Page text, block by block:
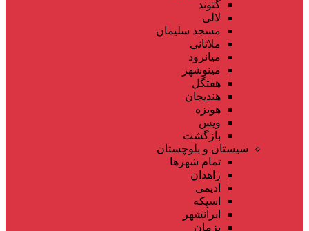
گتوند
لالی
مسجد سلیمان
ملاثانی
میانرود
مینوشهر
هفتگل
هندیجان
هویزه
ویس
بازگشت
سیستان و بلوچستان
تمام شهر‌ها
زاهدان
ادیمی
اسپکه
ایرانشهر
بزمان